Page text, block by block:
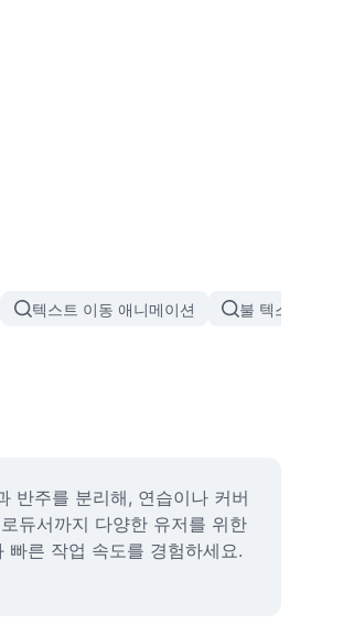
텍스트 이동 애니메이션 불 텍스트 애
반주를 분리해, 연습이나 커버
듀서까지 다양한 유저를 위한
른 작업 속도를 경험하세요.